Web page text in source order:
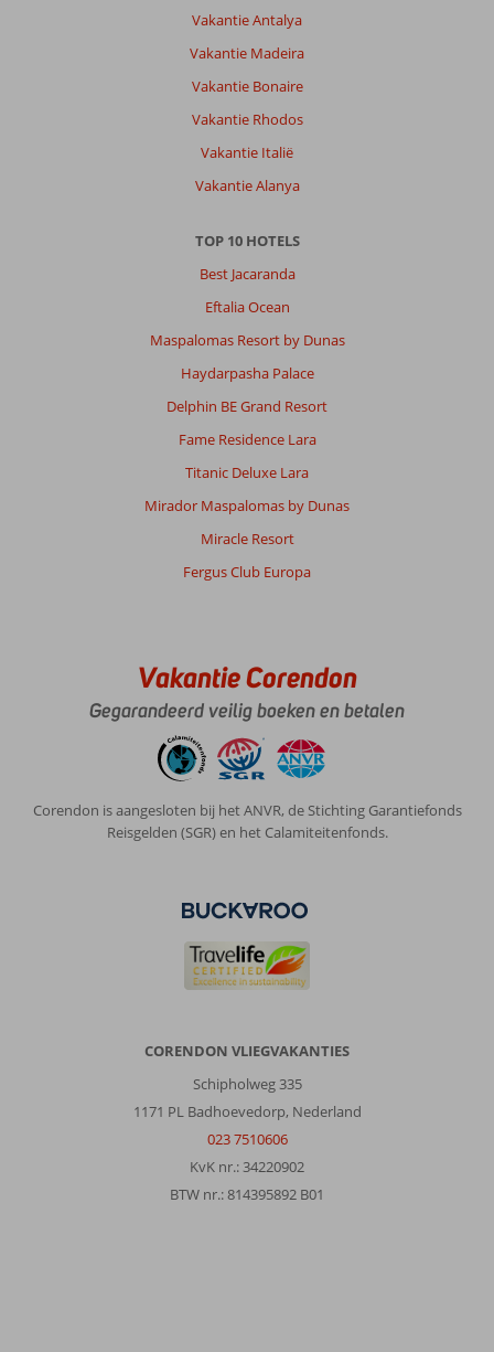
Vakantie Antalya
Vakantie Madeira
Vakantie Bonaire
Vakantie Rhodos
Vakantie Italië
Vakantie Alanya
TOP 10 HOTELS
Best Jacaranda
Eftalia Ocean
Maspalomas Resort by Dunas
Haydarpasha Palace
Delphin BE Grand Resort
Fame Residence Lara
Titanic Deluxe Lara
Mirador Maspalomas by Dunas
Miracle Resort
Fergus Club Europa
Vakantie Corendon
Gegarandeerd veilig boeken en betalen
Corendon is aangesloten bij het ANVR, de Stichting Garantiefonds
Reisgelden (SGR) en het Calamiteitenfonds.
CORENDON VLIEGVAKANTIES
Schipholweg 335
1171 PL Badhoevedorp, Nederland
023 7510606
KvK nr.: 34220902
BTW nr.: 814395892 B01